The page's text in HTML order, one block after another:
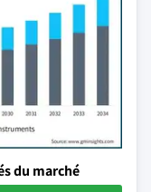
du marché